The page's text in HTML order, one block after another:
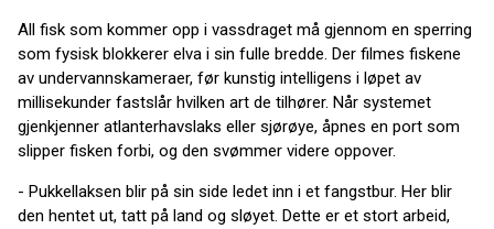
All fisk som kommer opp i vassdraget må gjennom en sperring
som fysisk blokkerer elva i sin fulle bredde. Der filmes fiskene
av undervannskameraer, før kunstig intelligens i løpet av
millisekunder fastslår hvilken art de tilhører. Når systemet
gjenkjenner atlanterhavslaks eller sjørøye, åpnes en port som
slipper fisken forbi, og den svømmer videre oppover.
- Pukkellaksen blir på sin side ledet inn i et fangstbur. Her blir
den hentet ut, tatt på land og sløyet. Dette er et stort arbeid,